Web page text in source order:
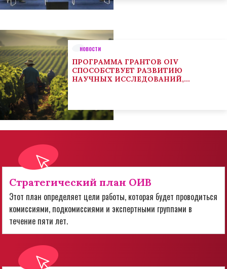
НОВОСТИ
ПРОГРАММА ГРАНТОВ OIV
СПОСОБСТВУЕТ РАЗВИТИЮ
НАУЧНЫХ ИССЛЕДОВАНИЙ,
Стратегический план ОИВ
Этот план определяет цели работы, которая будет проводиться
комиссиями, подкомиссиями и экспертными группами в
течение пяти лет.